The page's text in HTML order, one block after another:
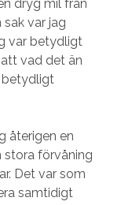
dryg mil från
sak var jag
var betydligt
vad det än
betydligt
återigen en
stora förvåning
Det var som
samtidigt